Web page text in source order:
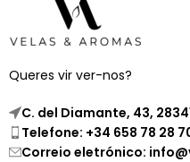
Queres vir ver-nos?
C. del Diamante, 43,
Telefone: +34 658 78 28
Correio eletrónico: